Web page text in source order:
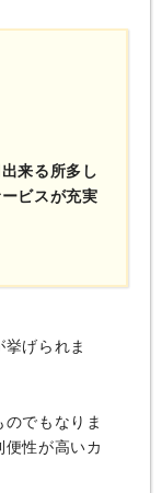
来る所多し
ビスが充実
げられま
でもなりま
性が高いカ